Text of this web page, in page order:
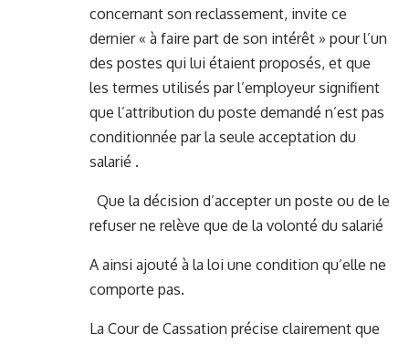
concernant son reclassement, invite ce
dernier « à faire part de son intérêt » pour l’un
des postes qui lui étaient proposés, et que
les termes utilisés par l’employeur signifient
que l’attribution du poste demandé n’est pas
conditionnée par la seule acceptation du
salarié .
Que la décision d’accepter un poste ou de le
refuser ne relève que de la volonté du salarié
A ainsi ajouté à la loi une condition qu’elle ne
comporte pas.
La Cour de Cassation précise clairement que